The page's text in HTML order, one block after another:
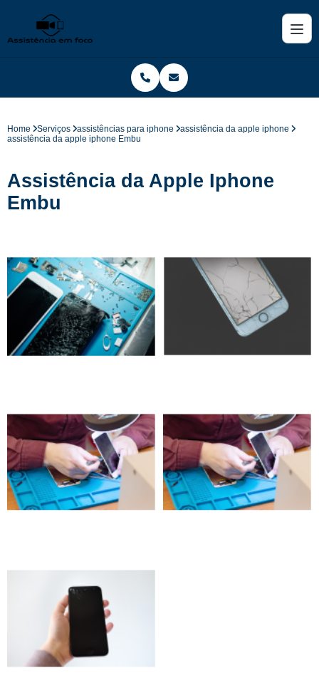
Home Serviços assistências para iphone
assistência da apple iphone
assistência da apple iphone Embu
Assistência da Apple Iphone
Embu